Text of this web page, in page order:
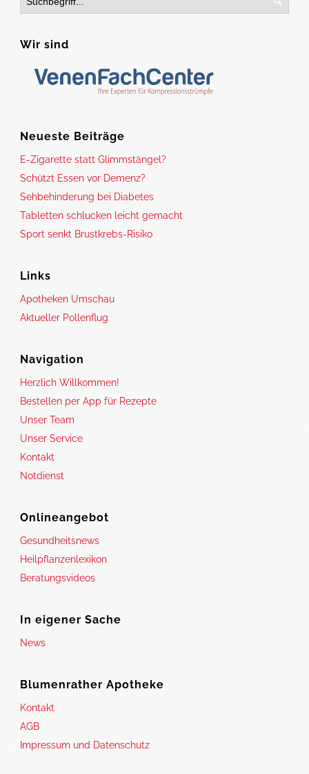
Wir sind
Neueste Beiträge
E-Zigarette statt Glimmstängel?
Schützt Essen vor Demenz?
Sehbehinderung bei Diabetes
Tabletten schlucken leicht gemacht
Sport senkt Brustkrebs-Risiko
Links
Apotheken Umschau
Aktueller Pollenflug
Navigation
Herzlich Willkommen!
Bestellen per App für Rezepte
Unser Team
Unser Service
Kontakt
Notdienst
Onlineangebot
Gesundheitsnews
Heilpflanzenlexikon
Beratungsvideos
In eigener Sache
News
Blumenrather Apotheke
Kontakt
AGB
Impressum und Datenschutz